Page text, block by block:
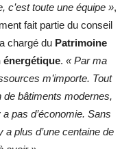
c’est toute une équipe »,
fait partie du conseil
chargé du Patrimoine
énergétique. « Par ma
m’importe. Tout
bâtiments modernes,
pas d’économie. Sans
a plus d’une centaine de